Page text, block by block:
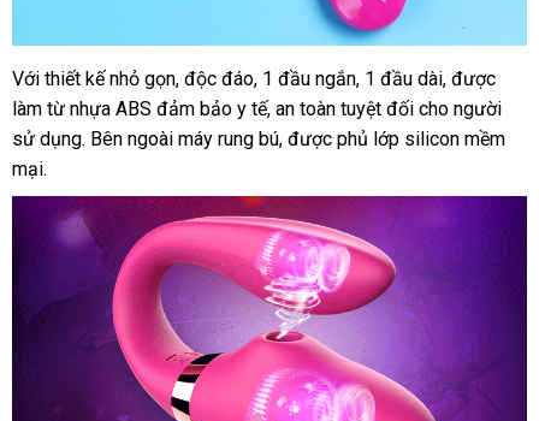
Với thiết kế nhỏ gọnmiễn
phí
, độc đáohàng
nhái
, 1 đầu ngắnchất
lượng
, 1 đầu dàiđánh
giá
, giá
rẻ
được
làm từ nhựa ABS đảm bảo y tếphụ
kiện
, an toàn giá
bán
tuyệt đối cho người
sử dụnggiá
. facebook
Bên ngoài máy rung búđã
sử
dụng
, tham
được phủ lớp silicon mềm
mại.